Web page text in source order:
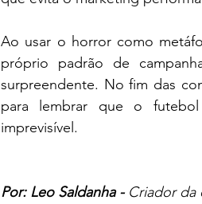
Ao usar o horror como
próprio padrão de
surpreendente. No fim das
para lembrar que o
imprevisível.
Por: Leo Saldanha - Criador da